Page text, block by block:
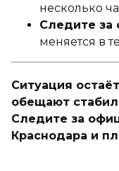
несколько
Следите за
меняется в
Ситуация
обещают
Следите за
Краснодара и